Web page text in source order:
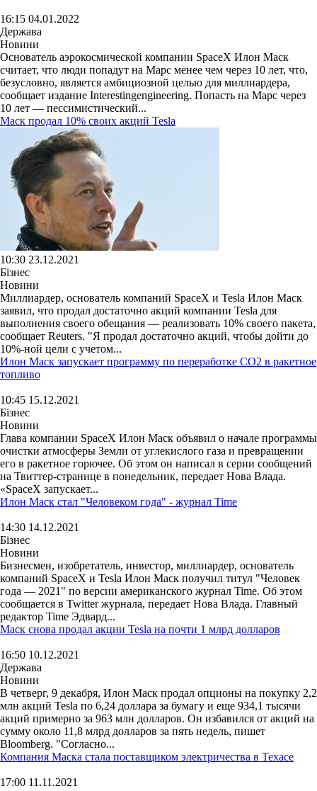
16:15 04.01.2022
Держава
Новини
Основатель аэрокосмической компании SpaceX Илон Маск
считает, что люди попадут на Марс менее чем через 10 лет, что,
безусловно, является амбициозной целью для миллиардера,
сообщает издание Interestingengineering. Попасть на Марс через
10 лет — пессимистический...
Маск продал 10% своих акций Tesla
10:30 23.12.2021
Бізнес
Новини
Миллиардер, основатель компаний SpaceX и Tesla Илон Маск
заявил, что продал достаточно акций компании Tesla для
выполнения своего обещания — реализовать 10% своего пакета,
сообщает Reuters. "Я продал достаточно акций, чтобы дойти до
10%-ной цели с учетом...
Илон Маск запускает программу по переработке CO2 в ракетное
топливо
10:45 15.12.2021
Бізнес
Новини
Глава компании SpaceX Илон Маск объявил о начале программы
очистки атмосферы Земли от углекислого газа и превращении
его в ракетное горючее. Об этом он написал в серии сообщений
на Твиттер-странице в понедельник, передает Нова Влада.
«SpaceX запускает...
Илон Маск стал "Человеком года" - журнал Time
14:30 14.12.2021
Бізнес
Новини
Бизнесмен, изобретатель, инвестор, миллиардер, основатель
компаний SpaceX и Tesla Илон Маск получил титул "Человек
года — 2021" по версии американского журнал Time. Об этом
сообщается в Twitter журнала, передает Нова Влада. Главный
редактор Time Эдвард...
Маск снова продал акции Tesla на почти 1 млрд долларов
16:50 10.12.2021
Держава
Новини
В четверг, 9 декабря, Илон Маск продал опционы на покупку 2,2
млн акций Tesla по 6,24 доллара за бумагу и еще 934,1 тысячи
акций примерно за 963 млн долларов. Он избавился от акций на
сумму около 11,8 млрд долларов за пять недель, пишет
Bloomberg. "Согласно...
Компания Маска стала поставщиком электричества в Техасе
17:00 11.11.2021